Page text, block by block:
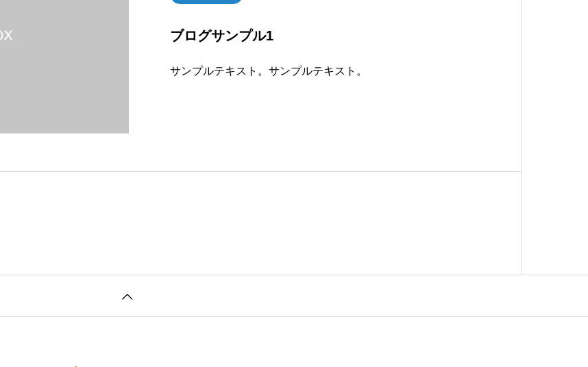
ブログサンプル1
サンプルテキスト。サンプルテキスト。